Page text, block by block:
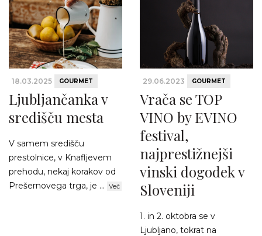
18.03.2025 GOURMET
Ljubljančanka v
središču mesta
V samem središču
prestolnice, v Knafljevem
prehodu, nekaj korakov od
Prešernovega trga, je ... Več
29.06.2023 GOURMET
Vrača se TOP
VINO by EVINO
festival,
najprestižnejši
vinski dogodek v
Sloveniji
1. in 2. oktobra se v
Ljubljano, tokrat na